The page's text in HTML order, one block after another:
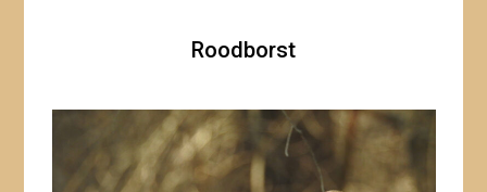
Roodborst